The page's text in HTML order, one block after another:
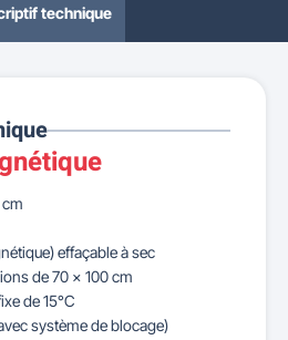
technique
effaçable à sec
de 70 × 100 cm
de 15°C
système de blocage)